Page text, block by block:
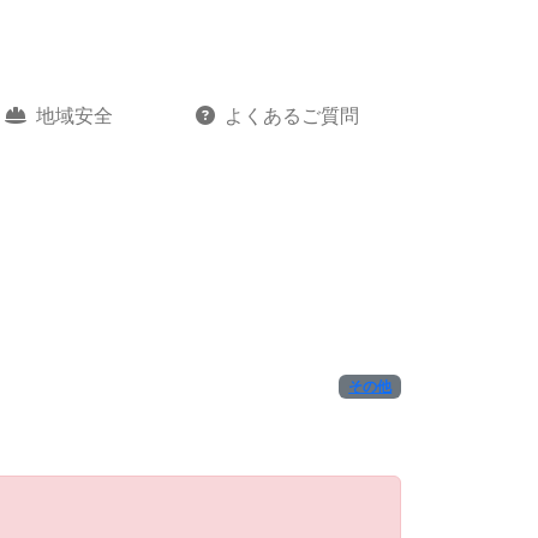
地域安全 よくあるご質問
その他